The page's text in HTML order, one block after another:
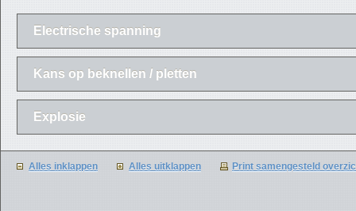
Electrische spanning
Kans op beknellen / pletten
Explosie
Alles inklappen Alles uitklappen Print samengesteld